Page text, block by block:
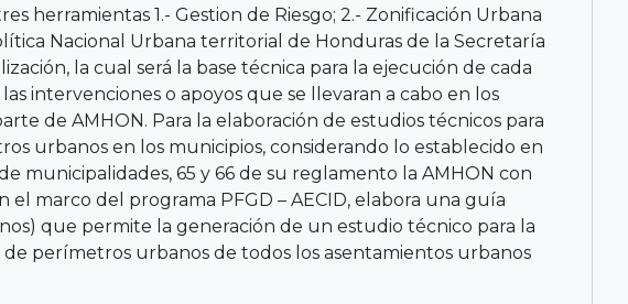
herramientas 1.- Gestion de Riesgo; 2.- Zonificación Urbana
Nacional Urbana territorial de Honduras de la Secretaría
la cual será la base técnica para la ejecución de cada
intervenciones o apoyos que se llevaran a cabo en los
de AMHON. Para la elaboración de estudios técnicos para
urbanos en los municipios, considerando lo establecido en
de municipalidades, 65 y 66 de su reglamento la AMHON con
el marco del programa PFGD – AECID, elabora una guía
que permite la generación de un estudio técnico para la
perímetros urbanos de todos los asentamientos urbanos